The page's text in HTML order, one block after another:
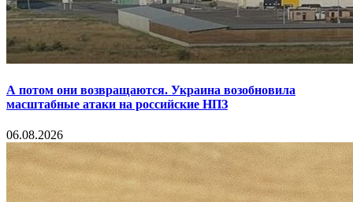
А потом они возвращаются. Украина возобновила
масштабные атаки на российские НПЗ
06.08.2026